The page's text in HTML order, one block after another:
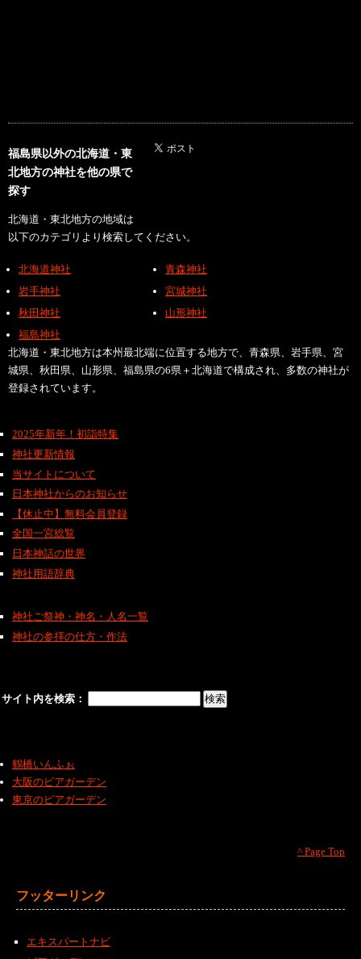
福島県以外の北海道・東
北地方の神社を他の県で
探す
北海道・東北地方の地域は
以下のカテゴリより検索してください。
北海道神社
青森神社
岩手神社
宮城神社
秋田神社
山形神社
福島神社
北海道・東北地方は本州最北端に位置する地方で、青森県、岩手県、宮
城県、秋田県、山形県、福島県の6県＋北海道で構成され、多数の神社が
登録されています。
2025年新年！初詣特集
神社更新情報
当サイトについて
日本神社からのお知らせ
【休止中】無料会員登録
全国一宮総覧
日本神話の世界
神社用語辞典
神社ご祭神・神名・人名一覧
神社の参拝の仕方・作法
サイト内を検索：
鶴橋いんふぉ
大阪のビアガーデン
東京のビアガーデン
^ Page Top
フッターリンク
エキスパートナビ